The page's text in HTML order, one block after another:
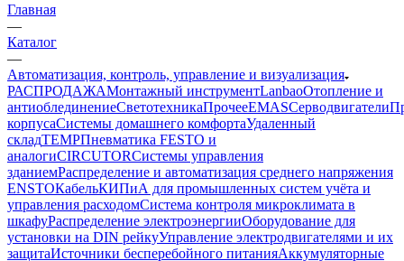
Главная
—
Каталог
—
Автоматизация, контроль, управление и визуализация
РАСПРОДАЖАМонтажный инструментLanbaoОтопление и
антиоблединениеСветотехникаПрочееEMASCерводвигатели
корпусаСистемы домашнего комфортаУдаленный
складTEMPПневматика FESTO и
аналогиCIRCUTORСистемы управления
зданиемРаспределение и автоматизация среднего напряжения
ENSTOКабельКИПиА для промышленных систем учёта и
управления расходомСистема контроля микроклимата в
шкафуРаспределение электроэнергииОборудование для
установки на DIN рейкуУправление электродвигателями и их
защитаИсточники бесперебойного питанияАккумуляторные